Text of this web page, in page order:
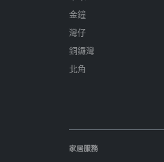
金鐘
灣仔
銅鑼灣
北角
家居服務